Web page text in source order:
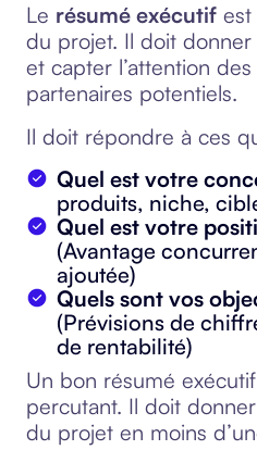
Le résumé exécutif est
du projet. Il doit
et capter l’attention
partenaires potentiels.
Il doit répondre à ces
Quel est votre
produits, niche,
Quel est votre
(Avantage
ajoutée)
Quels sont vos
(Prévisions de
de rentabilité)
Un bon résumé
percutant. Il doit
du projet en moins